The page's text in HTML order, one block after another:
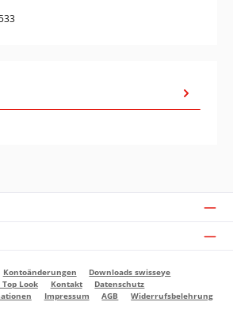
Kontoänderungen
Downloads swisseye
Look
Kontakt
Datenschutz
Impressum AGB Widerrufsbelehrung